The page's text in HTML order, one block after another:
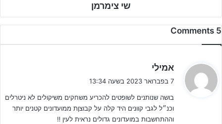
שי צימרמן
5 Comments
אמילי
ב
:
7 בפברואר 2023 בשעה 13:34
בושה שנותנים לשופטים להכריע משחקים משיקולים לא ניטרלים
וכנ״ל לגבי קוונים היד קלה על קבוצןת ממועדונים קטנים יותר
וההתחשבות במועדונים גדולים נראית לעין ‼️